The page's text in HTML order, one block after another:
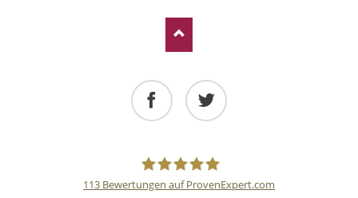
113 Bewertungen auf ProvenExpert.com